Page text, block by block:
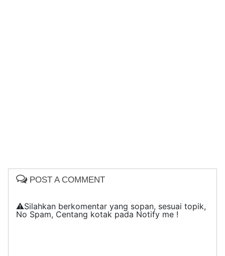
POST A COMMENT
⚠️Silahkan berkomentar yang sopan, sesuai topik,
No Spam, Centang kotak pada Notify me !